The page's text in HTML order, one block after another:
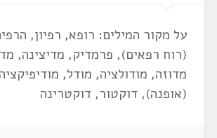
על מקור המילים: רופא, רפיון,
(רוח רפאים), פרמדיק, מדיצינה,
מדוזה, מודולציה, מודל,
(אופנה), דוקטור, דוקטרינה